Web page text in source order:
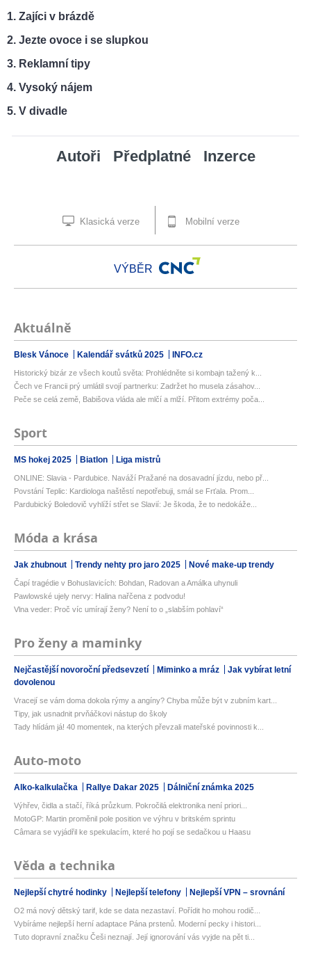
Zajíci v brázdě
Jezte ovoce i se slupkou
Reklamní tipy
Vysoký nájem
V divadle
Autoři Předplatné Inzerce
Klasická verze Mobilní verze
VÝBĚR
Aktuálně
Blesk Vánoce Kalendář svátků 2025 INFO.cz
Historický bizár ze všech koutů světa: Prohlédněte si kombajn tažený k...
Čech ve Francii prý umlátil svojí partnerku: Zadržet ho musela zásahov...
Peče se celá země, Babišova vláda ale mlčí a mlží. Přitom extrémy poča...
Sport
MS hokej 2025 Biatlon Liga mistrů
ONLINE: Slavia - Pardubice. Naváží Pražané na dosavadní jízdu, nebo př...
Povstání Teplic: Kardiologa naštěstí nepotřebuji, smál se Frťala. Prom...
Pardubický Boledovič vyhlíží střet se Slavií: Je škoda, že to nedokáže...
Móda a krása
Jak zhubnout Trendy nehty pro jaro 2025 Nové make-up trendy
Čapí tragédie v Bohuslavicích: Bohdan, Radovan a Amálka uhynuli
Pawlowské ujely nervy: Halina nařčena z podvodu!
Vlna veder: Proč víc umírají ženy? Není to o „slabším pohlaví“
Pro ženy a maminky
Nejčastější novoroční předsevzetí Miminko a mráz
Jak vybírat letní
dovolenou
Vracejí se vám doma dokola rýmy a angíny? Chyba může být v zubním kart...
Tipy, jak usnadnit prvňáčkovi nástup do školy
Tady hlídám já! 40 momentek, na kterých převzali mateřské povinnosti k...
Auto-moto
Alko-kalkulačka Rallye Dakar 2025 Dálniční známka 2025
Výhřev, čidla a stačí, říká průzkum. Pokročilá elektronika není priori...
MotoGP: Martin proměnil pole position ve výhru v britském sprintu
Câmara se vyjádřil ke spekulacím, které ho pojí se sedačkou u Haasu
Věda a technika
Nejlepší chytré hodinky Nejlepší telefony Nejlepší VPN – srovnání
O2 má nový dětský tarif, kde se data nezastaví. Pořídit ho mohou rodič...
Vybíráme nejlepší herní adaptace Pána prstenů. Moderní pecky i histori...
Tuto dopravní značku Češi neznají. Její ignorování vás vyjde na pět ti...